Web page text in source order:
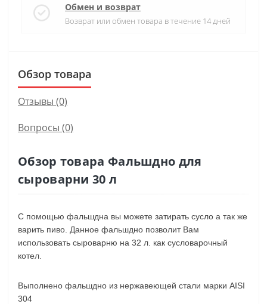
Обмен и возврат
Возврат или обмен товара в течение 14 дней
Обзор товара
Отзывы (0)
Вопросы (0)
Обзор товара Фальшдно для
сыроварни 30 л
С помощью фальшдна вы можете затирать сусло а так же
варить пиво. Данное фальшдно позволит Вам
использовать сыроварню на 32 л. как сусловарочный
котел.
Выполнено фальшдно из нержавеющей стали марки AISI
304